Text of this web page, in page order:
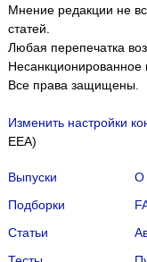
Мнение редакции не
статей.
Любая перепечатка
Несанкционированное
Все права защищены.
Изменить настройки
EEA)
Выпуски
Подборки
Статьи
О